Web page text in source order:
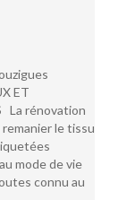
ET
La rénovation
le tissu
mode de vie
connu au